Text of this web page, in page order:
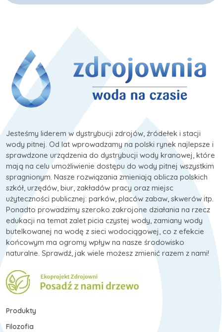
Jesteśmy liderem w dystrybucji zdrojów, źródełek i stacji
wody pitnej. Od lat wprowadzamy na polski rynek najlepsze i
sprawdzone urządzenia do dystrybucji wody kranowej, które
mają na celu umożliwienie dostępu do wody pitnej wszystkim
spragnionym. Nasze rozwiązania zmieniają oblicza polskich
szkół, urzędów, biur, zakładów pracy oraz miejsc
użyteczności publicznej: parków, placów zabaw, skwerów itp.
Ponadto prowadzimy szeroko zakrojone działania na rzecz
edukacji na temat zalet picia czystej wody, zamiany wody
butelkowanej na wodę z sieci wodociągowej, co z efekcie
końcowym ma ogromy wpływ na nasze środowisko
naturalne. Sprawdź, jak wiele możesz zmienić razem z nami!
Produkty
Filozofia